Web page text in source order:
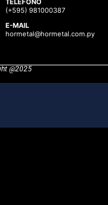
TELÉFONO
(+595) 981000387
E-MAIL
hormetal@hormetal.com.py
@2025